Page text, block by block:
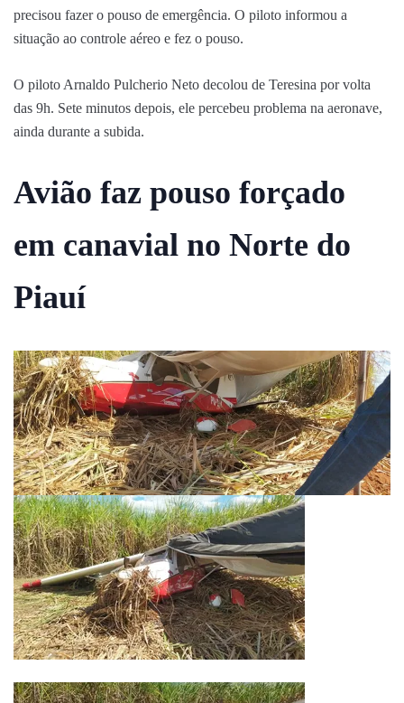
precisou fazer o pouso de emergência. O piloto informou a
situação ao controle aéreo e fez o pouso.
O piloto Arnaldo Pulcherio Neto decolou de Teresina por volta
das 9h. Sete minutos depois, ele percebeu problema na aeronave,
ainda durante a subida.
Avião faz pouso forçado
em canavial no Norte do
Piauí